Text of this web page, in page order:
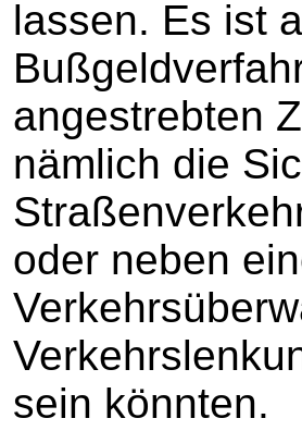
lassen. Es ist
angestrebten
nämlich die
oder neben
sein könnten.